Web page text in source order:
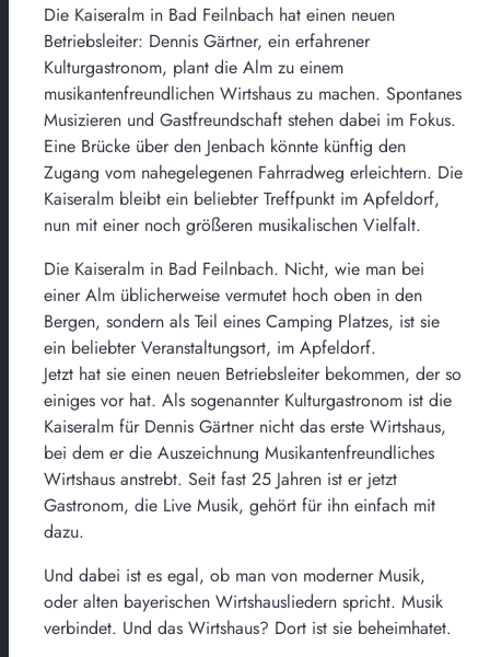
Die Kaiseralm in Bad Feilnbach hat einen neuen
Betriebsleiter: Dennis Gärtner, ein erfahrener
Kulturgastronom, plant die Alm zu einem
musikantenfreundlichen Wirtshaus zu machen. Spontanes
Musizieren und Gastfreundschaft stehen dabei im Fokus.
Eine Brücke über den Jenbach könnte künftig den
Zugang vom nahegelegenen Fahrradweg erleichtern. Die
Kaiseralm bleibt ein beliebter Treffpunkt im Apfeldorf,
nun mit einer noch größeren musikalischen Vielfalt.
Die Kaiseralm in Bad Feilnbach. Nicht, wie man bei
einer Alm üblicherweise vermutet hoch oben in den
Bergen, sondern als Teil eines Camping Platzes, ist sie
ein beliebter Veranstaltungsort, im Apfeldorf.
Jetzt hat sie einen neuen Betriebsleiter bekommen, der so
einiges vor hat. Als sogenannter Kulturgastronom ist die
Kaiseralm für Dennis Gärtner nicht das erste Wirtshaus,
bei dem er die Auszeichnung Musikantenfreundliches
Wirtshaus anstrebt. Seit fast 25 Jahren ist er jetzt
Gastronom, die Live Musik, gehört für ihn einfach mit
dazu.
Und dabei ist es egal, ob man von moderner Musik,
oder alten bayerischen Wirtshausliedern spricht. Musik
verbindet. Und das Wirtshaus? Dort ist sie beheimhatet.